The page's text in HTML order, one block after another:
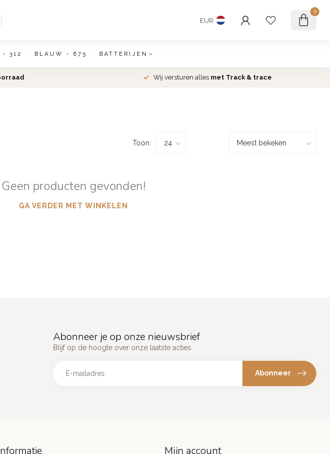
EUR
0
- 312 BLAUW - 675 BATTERIJEN
Wij versturen alles met Track & trace
Toon:
Geen producten gevonden!
GA VERDER MET WINKELEN
Abonneer je op onze nieuwsbrief
Blijf op de hoogte over onze laatste acties
Abonneer
Mijn account